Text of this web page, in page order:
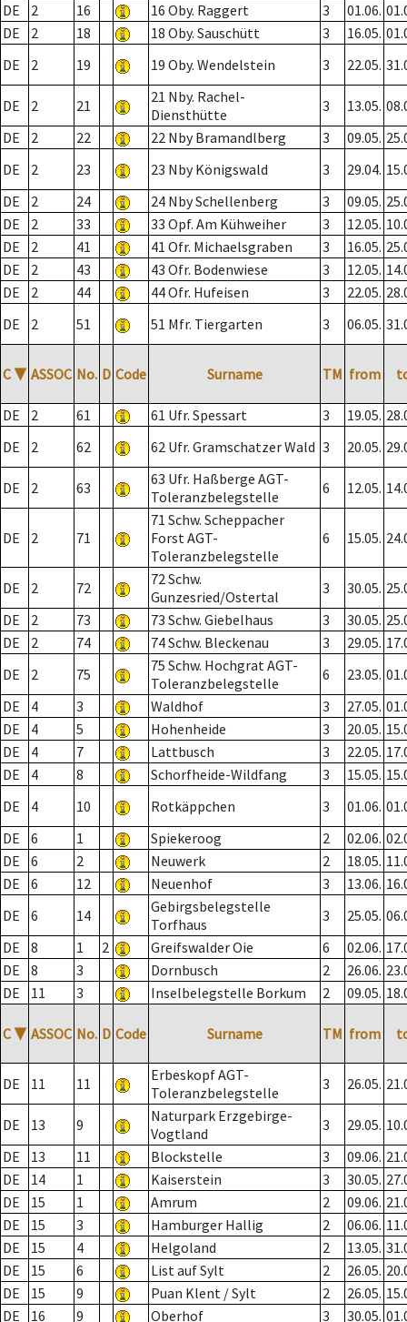
DE
2 16 16 Oby. Raggert 3 01.06.
DE
2 18 18 Oby. Sauschütt 3 16.05.
DE
2 19 19 Oby. Wendelstein 3 22.05.
DE 2 21
21 Nby. Rachel-
Diensthütte
3 13.05.
DE
2 22 22 Nby Bramandlberg 3 09.05.
DE
2 23 23 Nby Königswald 3 29.04.
DE
2 24 24 Nby Schellenberg 3 09.05.
DE
2 33 33 Opf. Am Kühweiher 3 12.05.
DE
2 41 41 Ofr. Michaelsgraben 3 16.05.
DE
2 43 43 Ofr. Bodenwiese 3 12.05.
DE
2 44 44 Ofr. Hufeisen 3 22.05.
DE
2 51 51 Mfr. Tiergarten 3 06.05.
C ▼ ASSOC No. D Code Surname TM from
DE 2 61 61 Ufr. Spessart 3 19.05.
DE
2 62 62 Ufr. Gramschatzer Wald 3 20.05.
DE 2 63
63 Ufr. Haßberge AGT-
Toleranzbelegstelle
6 12.05.
DE 2 71
71 Schw. Scheppacher
Forst AGT-
Toleranzbelegstelle
6 15.05.
DE 2 72
72 Schw.
Gunzesried/Ostertal
3 30.05.
DE
2 73 73 Schw. Giebelhaus 3 30.05.
DE
2 74 74 Schw. Bleckenau 3 29.05.
DE
2 75
75 Schw. Hochgrat AGT-
Toleranzbelegstelle
6 23.05.
DE
4 3 Waldhof 3 27.05.
DE
4 5 Hohenheide 3 20.05.
DE
4 7 Lattbusch 3 22.05.
DE
4 8 Schorfheide-Wildfang 3 15.05.
DE
4 10 Rotkäppchen 3 01.06.
DE
6 1 Spiekeroog 2 02.06.
DE
6 2 Neuwerk 2 18.05.
DE
6 12 Neuenhof 3 13.06.
DE
6 14
Gebirgsbelegstelle
Torfhaus
3 25.05.
DE
8 1 2 Greifswalder Oie 6 02.06.
DE
8 3 Dornbusch 2 26.06.
DE
11 3 Inselbelegstelle Borkum 2 09.05.
C ▼ ASSOC No. D Code Surname TM from
DE 11 11
Erbeskopf AGT-
Toleranzbelegstelle
3 26.05.
DE 13 9
Naturpark Erzgebirge-
Vogtland
3 29.05.
DE
13 11 Blockstelle 3 09.06.
DE
14 1 Kaiserstein 3 30.05.
DE
15 1 Amrum 2 09.06.
DE
15 3 Hamburger Hallig 2 06.06.
DE
15 4 Helgoland 2 13.05.
DE
15 6 List auf Sylt 2 26.05.
DE
15 9 Puan Klent / Sylt 2 26.05.
DE
16 9 Oberhof 3 30.05.